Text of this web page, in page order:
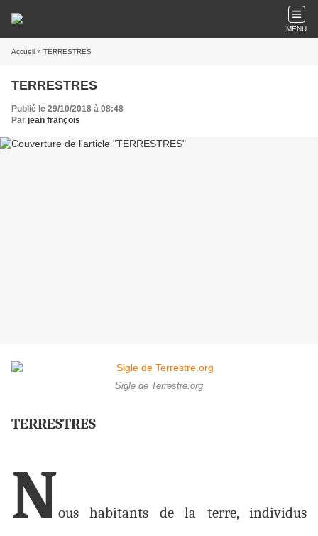
MENU
Accueil » TERRESTRES
TERRESTRES
Publié le 29/10/2018 à 08:48
Par jean françois
Sigle de Terrestre.org
TERRESTRES
Nous habitants de la terre, individus